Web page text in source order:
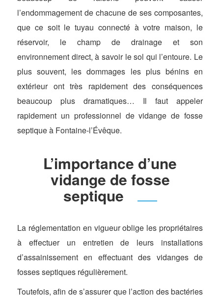
l’endommagement de chacune de ses composantes,
que ce soit le tuyau connecté à votre maison, le
réservoir, le champ de drainage et son
environnement direct, à savoir le sol qui l’entoure. Le
plus souvent, les dommages les plus bénins en
extérieur ont très rapidement des conséquences
beaucoup plus dramatiques… Il faut appeler
rapidement un professionnel de vidange de fosse
septique à Fontaine-l’Évêque.
L’importance d’une
vidange de fosse
septique
La réglementation en vigueur oblige les propriétaires
à effectuer un entretien de leurs installations
d’assainissement en effectuant des vidanges de
fosses septiques régulièrement.
Toutefois, afin de s’assurer que l’action des bactéries